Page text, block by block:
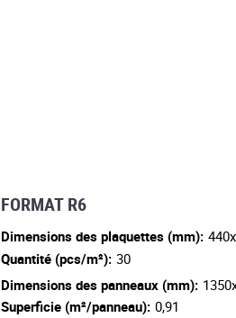
FORMAT R6
Dimensions des plaquettes (mm):
Quantité (pcs/m²): 30
Dimensions des panneaux (mm):
Superficie (m²/panneau): 0,91